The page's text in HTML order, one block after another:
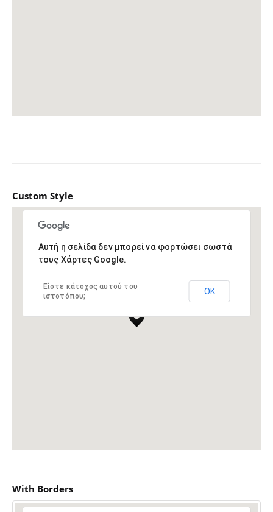
Custom Style
Αυτή η σελίδα δεν μπορεί να φορτώσει σωστά
τους Χάρτες Google.
Είστε κάτοχος αυτού του
ιστοτόπου;
ΟΚ
With Borders